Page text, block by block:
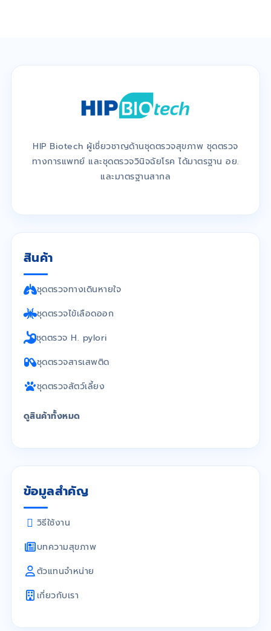
HIP Biotech ผู้เชี่ยวชาญด้านชุดตรวจสุขภาพ ชุดตรวจ
ทางการแพทย์ และชุดตรวจวินิจฉัยโรค ได้มาตรฐาน อย.
และมาตรฐานสากล
สินค้า
ชุดตรวจทางเดินหายใจ
ชุดตรวจไข้เลือดออก
ชุดตรวจ H. pylori
ชุดตรวจสารเสพติด
ชุดตรวจสัตว์เลี้ยง
ดูสินค้าทั้งหมด
ข้อมูลสำคัญ
วิธีใช้งาน
บทความสุขภาพ
ตัวแทนจำหน่าย
เกี่ยวกับเรา